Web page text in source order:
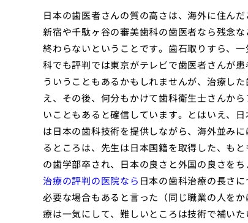
日本の歯医者さんの質の高さは、海外に住ん
新宿や千駄ヶ谷の審美歯科の歯医者なら残念
終わらないということです。歯石取りすら、
科でも評判では東京がテレビで歯医者さんが
ういうこともあるかもしれませんが、治療し
え、その後、何分もかけて歯科衛生士さんか
いこともあると確信しています。とはいえ、日
は日本の歯科技術を提供しながら、海外並み
るところは、先生は日本国籍を取得した、も
の歯学部卒され、日本の良さと外国の良さを
治療の評判の医院なら 日本の歯科治療の長さ
必要な場合もあると言った（同じ職業の人を
療は一気にして、難しいところは技術で補いた